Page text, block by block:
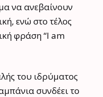
να ανεβαίνουν
ενώ στο τέλος
φράση “I am
του ιδρύματος
συνδέει το